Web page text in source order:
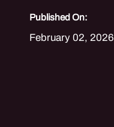
Published On:
February 02, 2026